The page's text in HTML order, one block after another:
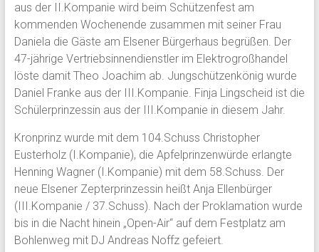
aus der II.Kompanie wird beim Schützenfest am
kommenden Wochenende zusammen mit seiner Frau
Daniela die Gäste am Elsener Bürgerhaus begrüßen. Der
47-jährige Vertriebsinnendienstler im Elektrogroßhandel
löste damit Theo Joachim ab. Jungschützenkönig wurde
Daniel Franke aus der III.Kompanie. Finja Lingscheid ist die
Schülerprinzessin aus der III.Kompanie in diesem Jahr.
Kronprinz wurde mit dem 104.Schuss Christopher
Eusterholz (I.Kompanie), die Apfelprinzenwürde erlangte
Henning Wagner (I.Kompanie) mit dem 58.Schuss. Der
neue Elsener Zepterprinzessin heißt Anja Ellenbürger
(III.Kompanie / 37.Schuss). Nach der Proklamation wurde
bis in die Nacht hinein „Open-Air“ auf dem Festplatz am
Bohlenweg mit DJ Andreas Noffz gefeiert.